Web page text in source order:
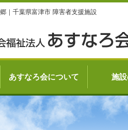
｜千葉県富津市 障害者支援施設
あすなろ会について 施